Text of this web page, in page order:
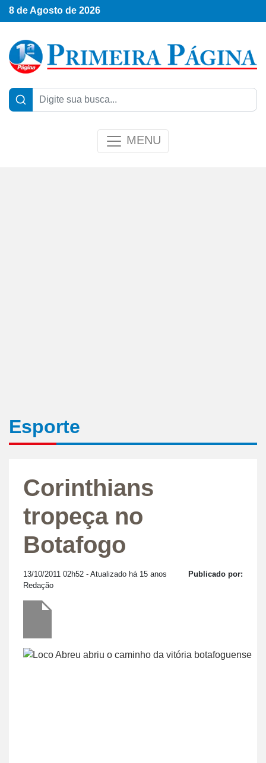
8 de Agosto de 2026
MENU
Esporte
Corinthians
tropeça no
Botafogo
13/10/2011 02h52 - Atualizado há 15 anos
Publicado por:
Redação